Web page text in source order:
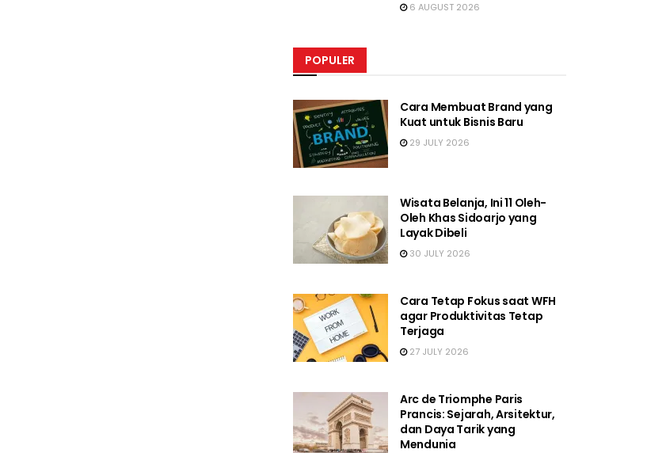
6 AUGUST 2026
POPULER
Cara Membuat Brand yang
Kuat untuk Bisnis Baru
29 JULY 2026
Wisata Belanja, Ini 11 Oleh-
Oleh Khas Sidoarjo yang
Layak Dibeli
30 JULY 2026
Cara Tetap Fokus saat WFH
agar Produktivitas Tetap
Terjaga
27 JULY 2026
Arc de Triomphe Paris
Prancis: Sejarah, Arsitektur,
dan Daya Tarik yang
Mendunia